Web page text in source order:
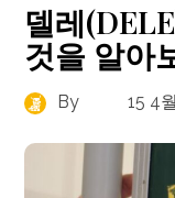
델레
것을 알아
By 15 4